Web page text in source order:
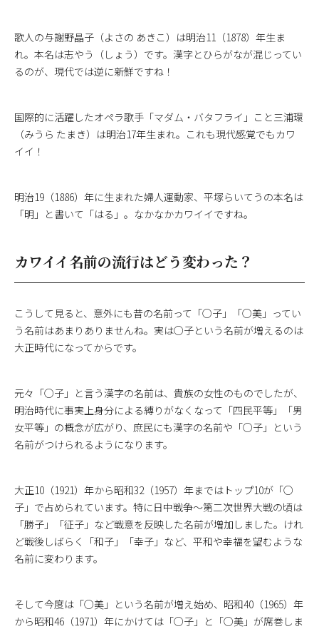
歌人の与謝野晶子（よさの あきこ）は明治11（1878）年生ま
れ。本名は志やう（しょう）です。漢字とひらがなが混じってい
るのが、現代では逆に新鮮ですね！
国際的に活躍したオペラ歌手「マダム・バタフライ」こと三浦環
（みうら たまき）は明治17年生まれ。これも現代感覚でもカワ
イイ！
明治19（1886）年に生まれた婦人運動家、平塚らいてうの本名は
「明」と書いて「はる」。なかなかカワイイですね。
カワイイ名前の流行はどう変わった？
こうして見ると、意外にも昔の名前って「○子」「○美」ってい
う名前はあまりありませんね。実は○子という名前が増えるのは
大正時代になってからです。
元々「○子」と言う漢字の名前は、貴族の女性のものでしたが、
明治時代に事実上身分による縛りがなくなって「四民平等」「男
女平等」の概念が広がり、庶民にも漢字の名前や「○子」という
名前がつけられるようになります。
大正10（1921）年から昭和32（1957）年まではトップ10が「○
子」で占められています。特に日中戦争～第二次世界大戦の頃は
「勝子」「征子」など戦意を反映した名前が増加しました。けれ
ど戦後しばらく「和子」「幸子」など、平和や幸福を望むような
名前に変わります。
そして今度は「○美」という名前が増え始め、昭和40（1965）年
から昭和46（1971）年にかけては「○子」と「○美」が席巻しま